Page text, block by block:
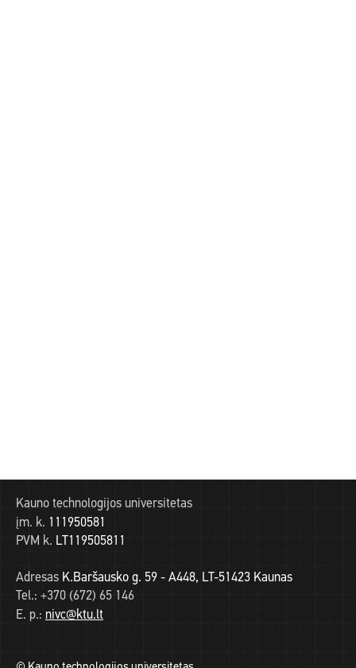
Kauno technologijos universitetas
įm. k. 111950581
PVM k. LT119505811
Adresas K.Baršausko g. 59 - A448, LT-51423 Kaunas
Tel.: +370 (672) 65 146
E. p.: nivc@ktu.lt